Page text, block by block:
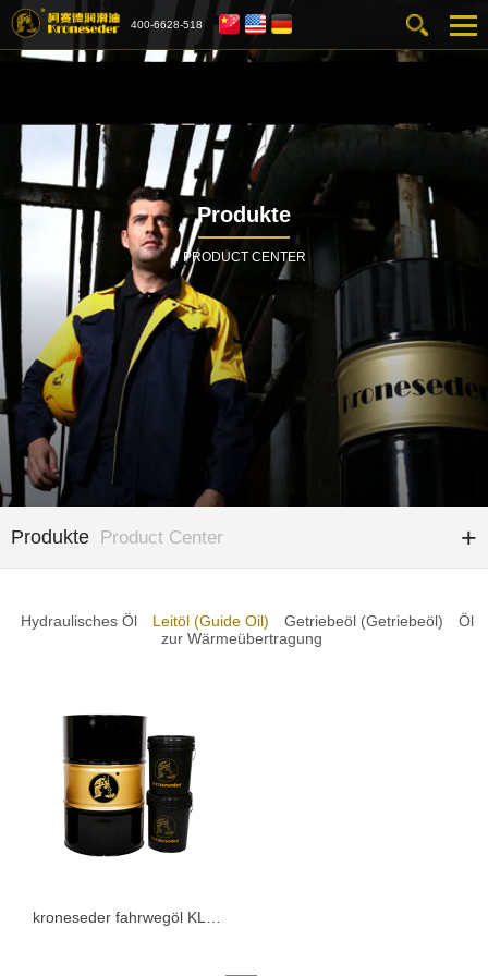
400-6628-518
Produkte
PRODUCT CENTER
Produkte Product Center
Hydraulisches Öl Leitöl (Guide Oil) Getriebeöl (Getriebeöl)
Öl
zur Wärmeübertragung